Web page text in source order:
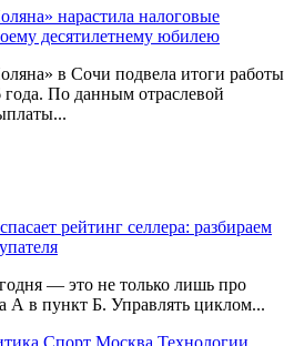
нарастила налоговые
десятилетнему юбилею
в Сочи подвела итоги работы
года. По данным отраслевой
рейтинг селлера: разбираем
— это не только лишь про
А в пункт Б. Управлять циклом...